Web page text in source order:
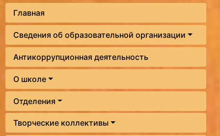
Главная
Сведения об образовательной организации
Антикоррупционная деятельность
О школе
Отделения
Творческие коллективы